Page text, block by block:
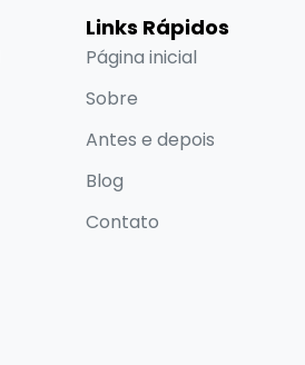
Links Rápidos
Página inicial
Sobre
Antes e depois
Blog
Contato